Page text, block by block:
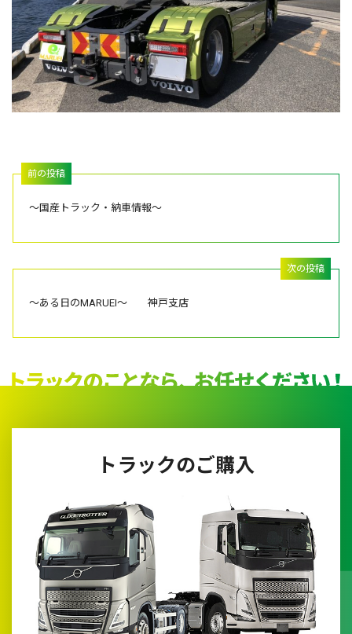
～国産トラック・納車情報～
～ある日のMARUEI～ 神戸支店
トラックのご購入